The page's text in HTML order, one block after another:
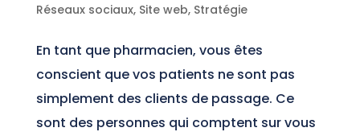
Réseaux sociaux, Site web, Stratégie
En tant que pharmacien, vous êtes
conscient que vos patients ne sont pas
simplement des clients de passage. Ce
sont des personnes qui comptent sur vous